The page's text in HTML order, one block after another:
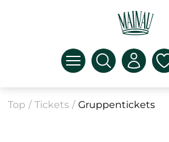
Top / Tickets / Gruppentickets